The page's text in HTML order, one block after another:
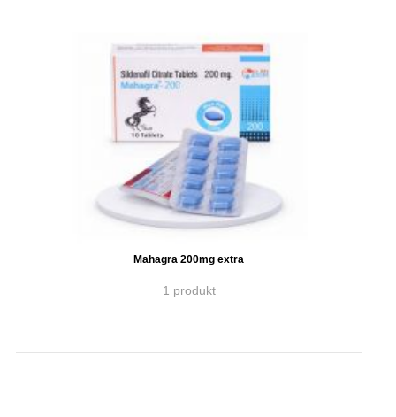
Mahagra 200mg extra
1 produkt